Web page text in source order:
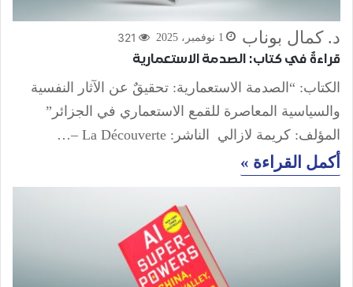
د. كمال بوناب 1 نوفمبر، 2025 321
قراءةٌ في كتاب: الصدمة الاستعمارية
الكتاب: “الصدمة الاستعمارية: تحقيقٌ عن الآثار النفسية
والسياسية المعاصرة للقمع الاستعماري في الجزائر”
المؤلف: كريمة لازالي الناشر: La Découverte –…
أكمل القراءة »